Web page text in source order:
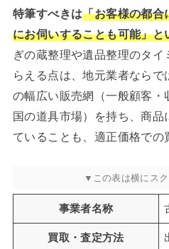
特筆すべきは「お客様の都合
にお伺いすることも可能」と
ぎの蔵整理や遺品整理のタ
らえる点は、地元業者なら
の幅広い販売網（一般顧客
国の道具市場）を持ち、商
ていることも、適正価格での
事業者名称
買取・査定方法